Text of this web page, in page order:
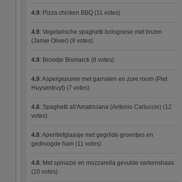
4.9: Pizza chicken BBQ (11 votes)
4.9: Vegetarische spaghetti bolognese met linzen
(Jamie Oliver) (9 votes)
4.9: Broodje Bismarck (8 votes)
4.9: Aspergepuree met garnalen en zure room (Piet
Huysentruyt) (7 votes)
4.8: Spaghetti all'Amatriciana (Antonio Carluccio) (12
votes)
4.8: Aperitiefglaasje met gegrilde groentjes en
gedroogde ham (11 votes)
4.8: Met spinazie en mozzarella gevulde varkenshaas
(10 votes)